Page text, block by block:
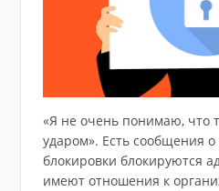
«Я не очень понимаю, что
ударом». Есть сообщения
блокировки блокируются
имеют отношения к